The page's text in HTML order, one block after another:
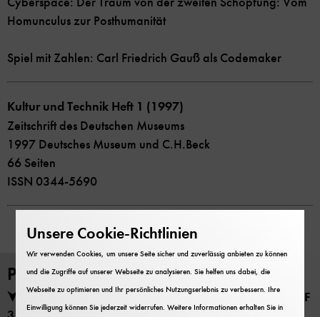
Homunculus zur Posthumanität
Spiel mit Zahlen: Carl Friedrich Gauß als Codemaker
Kultur und Technik Heft 1 (1997)
Zeitschrift des Deutschen Museums
1997 Deutsches Museum und C.H.Beck
66 Seiten
ISSN 0344-5690
PDF Download
Kultur und Technik Heft 1 (1997) herunterladen (PDF
Unsere Cookie-Richtlinien
Wir verwenden Cookies, um unsere Seite sicher und zuverlässig anbieten zu können
und die Zugriffe auf unserer Webseite zu analysieren. Sie helfen uns dabei, die
Webseite zu optimieren und Ihr persönliches Nutzungserlebnis zu verbessern. Ihre
Einwilligung können Sie jederzeit widerrufen. Weitere Informationen erhalten Sie in